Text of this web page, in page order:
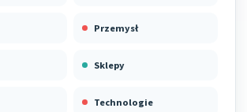
Przemysł
Sklepy
Technologie